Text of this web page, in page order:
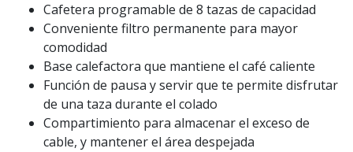
Cafetera programable de 8 tazas de capacidad
Conveniente filtro permanente para mayor
comodidad
Base calefactora que mantiene el café caliente
Función de pausa y servir que te permite disfrutar
de una taza durante el colado
Compartimiento para almacenar el exceso de
cable, y mantener el área despejada